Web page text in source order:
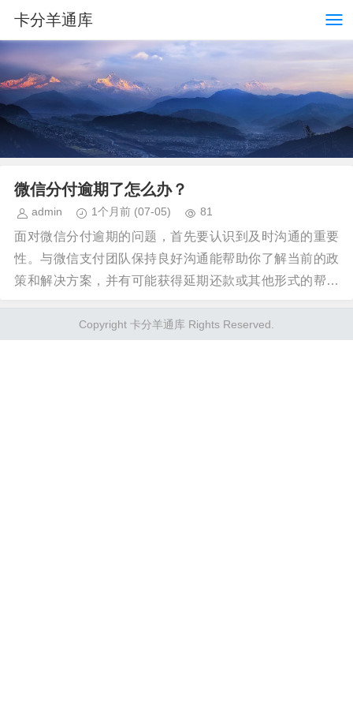
卡分羊通库
微信分付逾期了怎么办？
admin 1个月前 (07-05) 81
面对微信分付逾期的问题，首先要认识到及时沟通的重要
性。与微信支付团队保持良好沟通能帮助你了解当前的政
策和解决方案，并有可能获得延期还款或其他形式的帮助
Copyright 卡分羊通库 Rights Reserved.